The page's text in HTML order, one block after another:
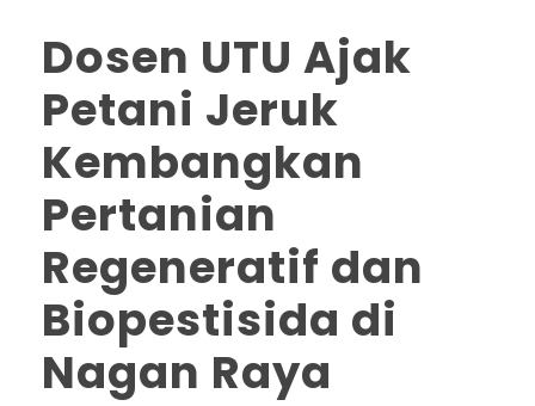
Dosen UTU Ajak
Petani Jeruk
Kembangkan
Pertanian
Regeneratif dan
Biopestisida di
Nagan Raya